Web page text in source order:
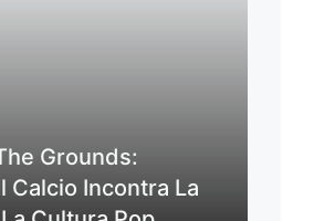
Grounds:
Calcio Incontra La